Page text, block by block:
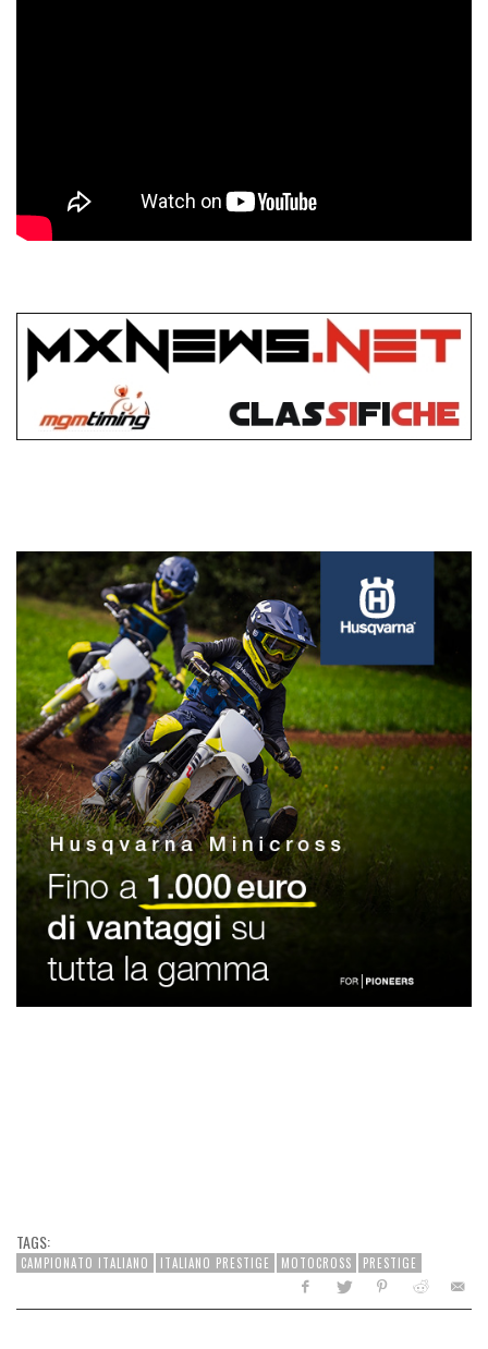
TAGS:
CAMPIONATO ITALIANO ITALIANO PRESTIGE MOTOCROSS PRESTIGE